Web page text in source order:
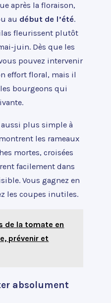
après la floraison,
au début de l’été.
fleurissent plutôt
juin. Dès que les
pouvez intervenir
effort floral, mais il
bourgeons qui
plus simple à
les rameaux
mortes, croisées
facilement dans
Vous gagnez en
les coupes inutiles.
de la tomate en
prévenir et
absolument